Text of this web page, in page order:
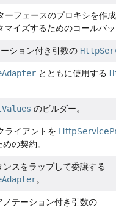
ーフェースのプロキシを作
イズするためのコールバ
ション付き引数の
とともに使用する
のビルダー。
ライアントを
の契約。
スをラップして委譲する
。
テーション付き引数の